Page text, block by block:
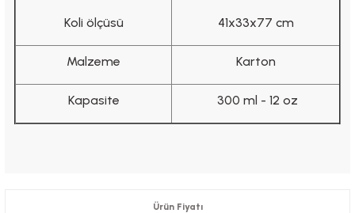
Koli ölçüsü 41x33x77 cm
Malzeme Karton
Kapasite 300 ml - 12 oz
Ürün Fiyatı